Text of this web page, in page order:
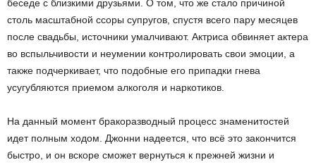
беседе с близкими друзьями. О том, что же стало причиной
столь масштабной ссоры супругов, спустя всего пару месяцев
после свадьбы, источники умалчивают. Актриса обвиняет актера
во вспыльчивости и неумении контролировать свои эмоции, а
также подчеркивает, что подобные его припадки гнева
усугубляются приемом алкоголя и наркотиков.
На данный момент бракоразводный процесс знаменитостей
идет полным ходом. Джонни надеется, что всё это закончится
быстро, и он вскоре сможет вернуться к прежней жизни и